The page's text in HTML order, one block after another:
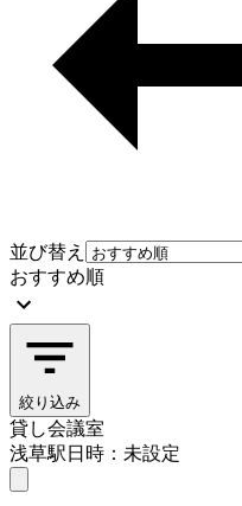
並び替え
おすすめ順
絞り込み
貸し会議室
浅草駅日時：未設定